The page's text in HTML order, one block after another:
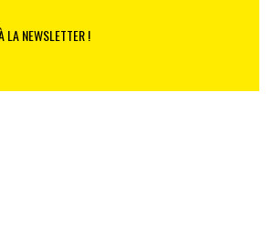
LA NEWSLETTER !